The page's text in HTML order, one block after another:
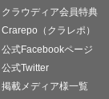
クラウディア会員特典
Crarepo（クラレポ）
公式Facebookページ
公式Twitter
掲載メディア様一覧